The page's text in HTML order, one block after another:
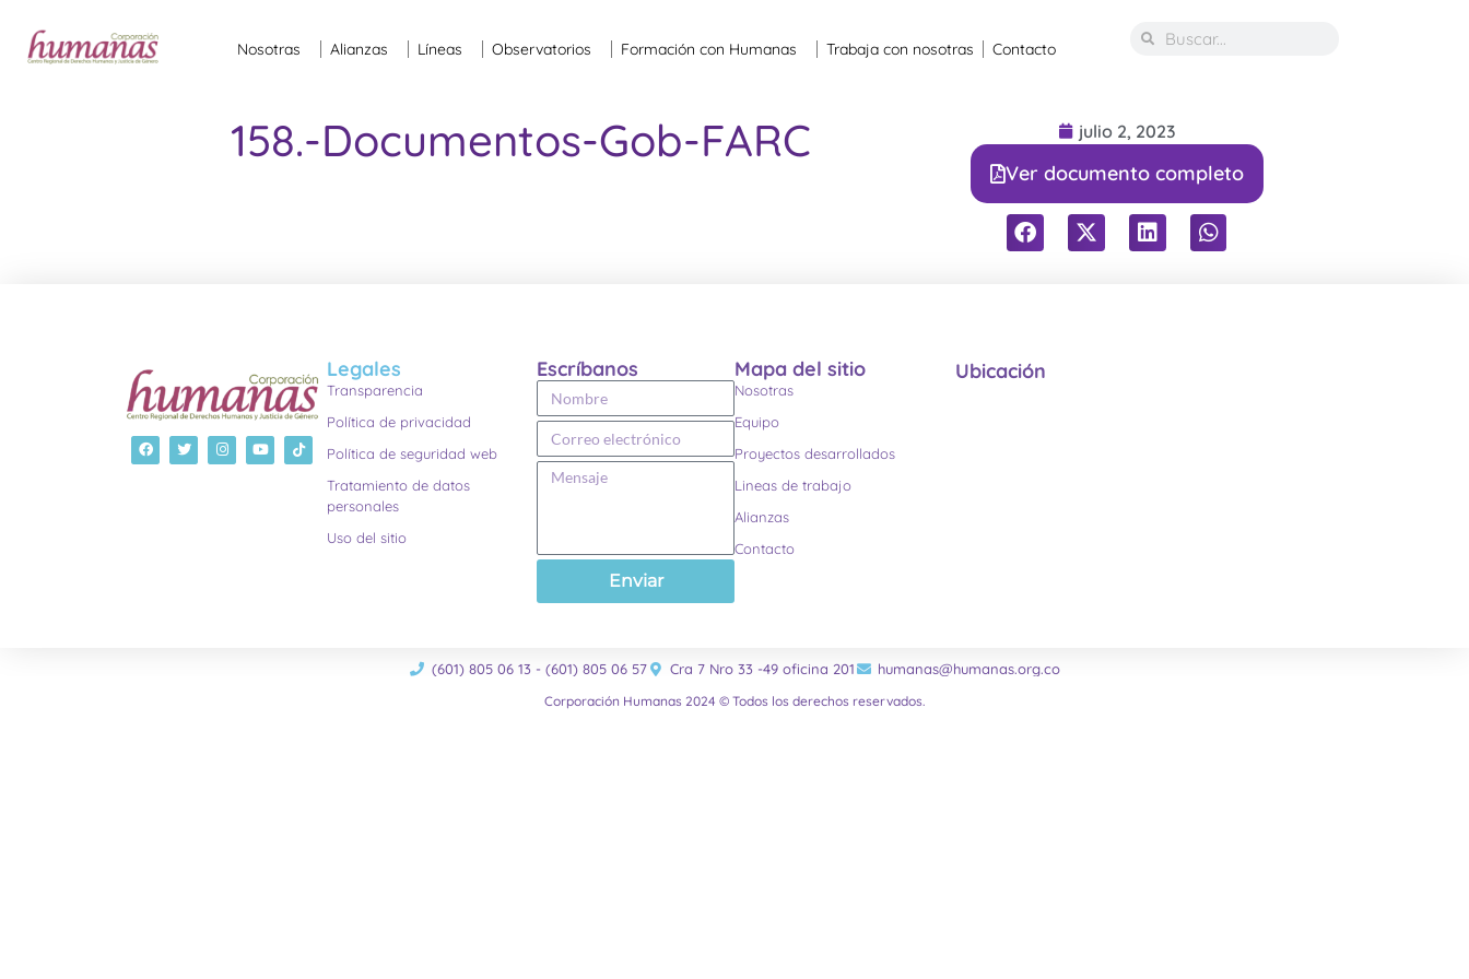
Nosotras Alianzas Líneas Observatorios Formación con Humanas Trabaja con nosotras Contacto
158.-Documentos-Gob-FARC julio 2, 2023
Ver documento completo
Legales
Transparencia
Política de privacidad
Política de seguridad web
Tratamiento de datos
personales
Uso del sitio
Escríbanos
Enviar
Mapa del sitio
Nosotras
Equipo
Proyectos desarrollados
Lineas de trabajo
Alianzas
Contacto
Ubicación
(601) 805 06 13 - (601) 805 06 57 Cra 7 Nro 33 -49 oficina 201 humanas@humanas.org.co
Corporación Humanas 2024 © Todos los derechos reservados.